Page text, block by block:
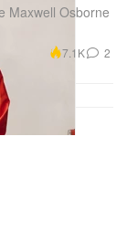
Maxwell Osborne
7.1K 2